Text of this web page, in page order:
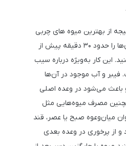
از بهترین میوه های چربی
سوز، پیشنهاد می‌شود آن‌ها را حدود ۳۰ دقیقه پیش از
این کار به‌ویژه درباره سیب
و آب موجود در آن‌ها
باعث می‌شود در وعده اصلی
مصرف میوه‌هایی مثل
میان‌وعوه صبح یا عصر، قند
و از پرخوری در وعده بعدی